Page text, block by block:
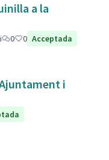
a la
0 0 Acceptada
i